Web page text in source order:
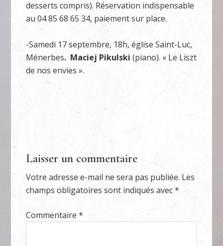
desserts compris). Réservation indispensable
au 04 85 68 65 34, paiement sur place.
-Samedi 17 septembre, 18h, église Saint-Luc,
Ménerbes. Maciej Pikulski (piano). « Le Liszt
de nos envies ».
Laisser un commentaire
Votre adresse e-mail ne sera pas publiée. Les
champs obligatoires sont indiqués avec*
Commentaire*